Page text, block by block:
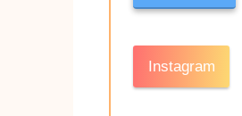
Instagram